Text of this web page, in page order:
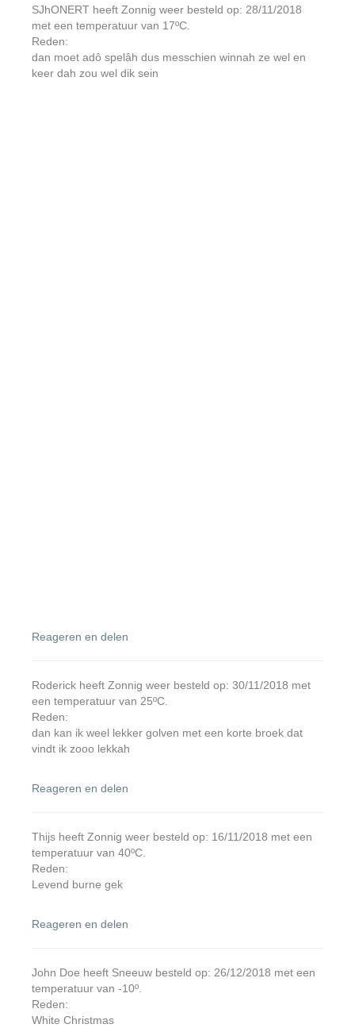
SJhONERT heeft Zonnig weer besteld op: 28/11/2018
met een temperatuur van 17ºC.
Reden:
dan moet adô spelâh dus messchien winnah ze wel en
keer dah zou wel dik sein
Reageren en delen
Roderick heeft Zonnig weer besteld op: 30/11/2018 met
een temperatuur van 25ºC.
Reden:
dan kan ik weel lekker golven met een korte broek dat
vindt ik zooo lekkah
Reageren en delen
Thijs heeft Zonnig weer besteld op: 16/11/2018 met een
temperatuur van 40ºC.
Reden:
Levend burne gek
Reageren en delen
John Doe heeft Sneeuw besteld op: 26/12/2018 met een
temperatuur van -10º.
Reden:
White Christmas